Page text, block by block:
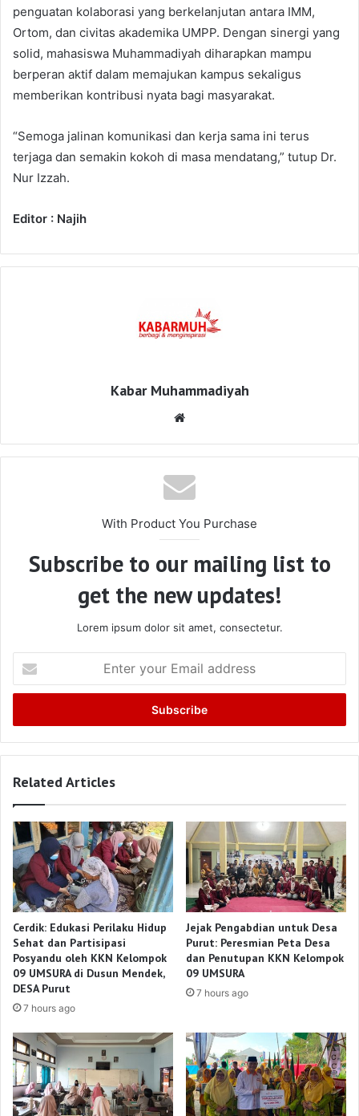
penguatan kolaborasi yang berkelanjutan antara IMM,
Ortom, dan civitas akademika UMPP. Dengan sinergi yang
solid, mahasiswa Muhammadiyah diharapkan mampu
berperan aktif dalam memajukan kampus sekaligus
memberikan kontribusi nyata bagi masyarakat.
“Semoga jalinan komunikasi dan kerja sama ini terus
terjaga dan semakin kokoh di masa mendatang,” tutup Dr.
Nur Izzah.
Editor : Najih
Kabar Muhammadiyah
With Product You Purchase
Subscribe to our mailing list to
get the new updates!
Lorem ipsum dolor sit amet, consectetur.
your
Email
Related Articles
Cerdik: Edukasi Perilaku Hidup
Sehat dan Partisipasi
Posyandu oleh KKN Kelompok
09 UMSURA di Dusun Mendek,
DESA Purut
7 hours ago
Jejak Pengabdian untuk Desa
Purut: Peresmian Peta Desa
dan Penutupan KKN Kelompok
09 UMSURA
7 hours ago